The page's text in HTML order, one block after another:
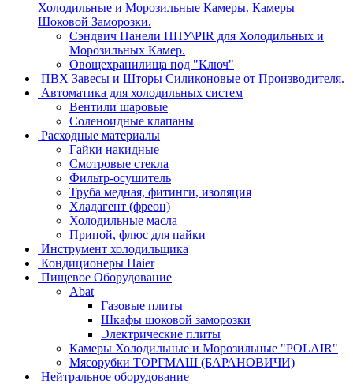
Холодильные и Морозильные Камеры. Камеры
Шоковой Заморозки.
Сэндвич Панели ППУ\PIR для Холодильных и
Морозильных Камер.
Овощехранилища под "Ключ"
ПВХ Завесы и Шторы Силиконовые от Производителя.
Автоматика для холодильных систем
Вентили шаровые
Соленоидные клапаны
Расходные материалы
Гайки накидные
Смотровые стекла
Фильтр-осушитель
Труба медная, фитинги, изоляция
Хладагент (фреон)
Холодильные масла
Припой, флюс для пайки
Инструмент холодильщика
Кондиционеры Haier
Пищевое Оборудование
Abat
Газовые плиты
Шкафы шоковой заморозки
Электрические плиты
Камеры Холодильные и Морозильные "POLAIR"
Мясорубки ТОРГМАШ (БАРАНОВИЧИ)
Нейтральное оборудование